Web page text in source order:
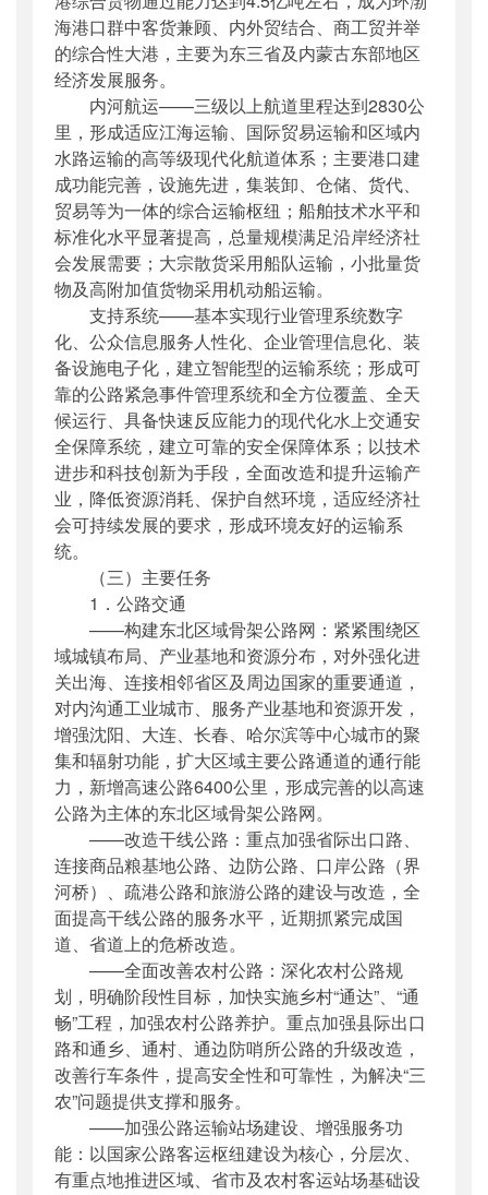
海港口群中客货兼顾、内外贸结合、商工贸并举
的综合性大港，主要为东三省及内蒙古东部地区
经济发展服务。
内河航运——三级以上航道里程达到2830公
里，形成适应江海运输、国际贸易运输和区域内
水路运输的高等级现代化航道体系；主要港口建
成功能完善，设施先进，集装卸、仓储、货代、
贸易等为一体的综合运输枢纽；船舶技术水平和
标准化水平显著提高，总量规模满足沿岸经济社
会发展需要；大宗散货采用船队运输，小批量货
物及高附加值货物采用机动船运输。
支持系统——基本实现行业管理系统数字
化、公众信息服务人性化、企业管理信息化、装
备设施电子化，建立智能型的运输系统；形成可
靠的公路紧急事件管理系统和全方位覆盖、全天
候运行、具备快速反应能力的现代化水上交通安
全保障系统，建立可靠的安全保障体系；以技术
进步和科技创新为手段，全面改造和提升运输产
业，降低资源消耗、保护自然环境，适应经济社
会可持续发展的要求，形成环境友好的运输系
统。
（三）主要任务
1．公路交通
——构建东北区域骨架公路网：紧紧围绕区
域城镇布局、产业基地和资源分布，对外强化进
关出海、连接相邻省区及周边国家的重要通道，
对内沟通工业城市、服务产业基地和资源开发，
增强沈阳、大连、长春、哈尔滨等中心城市的聚
集和辐射功能，扩大区域主要公路通道的通行能
力，新增高速公路6400公里，形成完善的以高速
公路为主体的东北区域骨架公路网。
——改造干线公路：重点加强省际出口路、
连接商品粮基地公路、边防公路、口岸公路（界
河桥）、疏港公路和旅游公路的建设与改造，全
面提高干线公路的服务水平，近期抓紧完成国
道、省道上的危桥改造。
——全面改善农村公路：深化农村公路规
划，明确阶段性目标，加快实施乡村“通达”、“通
畅”工程，加强农村公路养护。重点加强县际出口
路和通乡、通村、通边防哨所公路的升级改造，
改善行车条件，提高安全性和可靠性，为解决“三
农”问题提供支撑和服务。
——加强公路运输站场建设、增强服务功
能：以国家公路客运枢纽建设为核心，分层次、
有重点地推进区域、省市及农村客运站场基础设